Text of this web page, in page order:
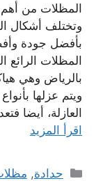
المظلات من أهم
وتختلف أشكال
بأفضل جودة
المظلات
بالرياض وهي
ويتم عزلها
العازلة، أيضا
اقرأ المزيد
التصنيفات
حدادة,